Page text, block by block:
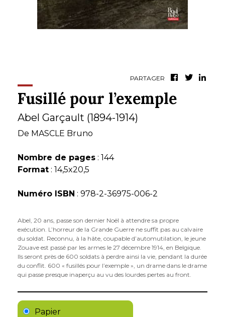
Fusillé pour l’exemple
Abel Garçault (1894-1914)
De MASCLE Bruno
Nombre de pages : 144
Format : 14,5x20,5
Numéro ISBN : 978-2-36975-006-2
PARTAGER
Abel, 20 ans, passe son dernier Noël à attendre sa propre
exécution. L’horreur de la Grande Guerre ne suffit pas au calvaire
du soldat. Reconnu, à la hâte, coupable d’automutilation, le jeune
Zouave est passé par les armes le 27 décembre 1914, en Belgique.
Ils seront près de 600 soldats à perdre ainsi la vie, pendant la durée
du conflit. 600 « fusillés pour l’exemple », un drame dans le drame
qui passe presque inaperçu au vu des lourdes pertes au front.
Papier